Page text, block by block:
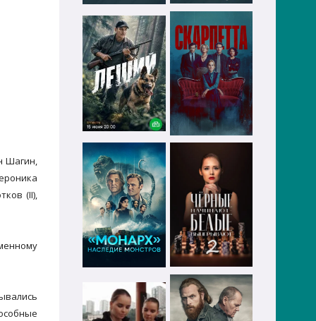
Шагин,
(II),